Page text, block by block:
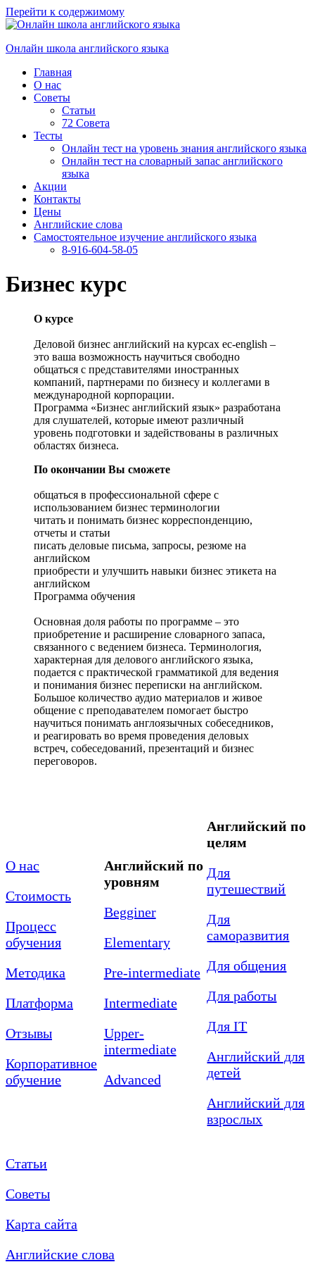
Перейти к содержимому
Онлайн школа английского языка
Главная
О нас
Советы
Статьи
72 Совета
Тесты
Онлайн тест на уровень знания английского языка
Онлайн тест на словарный запас английского
языка
Акции
Контакты
Цены
Английские слова
Самостоятельное изучение английского языка
8-916-604-58-05
Бизнес курс
О курсе
Деловой бизнес английский на курсах ec-english –
это ваша возможность научиться свободно
общаться с представителями иностранных
компаний, партнерами по бизнесу и коллегами в
международной корпорации.
Программа «Бизнес английский язык» разработана
для слушателей, которые имеют различный
уровень подготовки и задействованы в различных
областях бизнеса.
По окончании Вы сможете
общаться в профессиональной сфере с
использованием бизнес терминологии
читать и понимать бизнес корреспонденцию,
отчеты и статьи
писать деловые письма, запросы, резюме на
английском
приобрести и улучшить навыки бизнес этикета на
английском
Программа обучения
Основная доля работы по программе – это
приобретение и расширение словарного запаса,
связанного с ведением бизнеса. Терминология,
характерная для делового английского языка,
подается с практической грамматикой для ведения
и понимания бизнес переписки на английском.
Большое количество аудио материалов и живое
общение с преподавателем помогает быстро
научиться понимать англоязычных собеседников,
и реагировать во время проведения деловых
встреч, собеседований, презентаций и бизнес
переговоров.
О нас
Стоимость
Процесс
обучения
Методика
Платформа
Отзывы
Корпоративное
обучение
Английский по
уровням
Begginer
Elementary
Pre-intermediate
Intermediate
Upper-
intermediate
Advanced
Английский по
целям
Для
путешествий
Для
саморазвития
Для общения
Для работы
Для IT
Английский для
детей
Английский для
взрослых
Статьи
Советы
Карта сайта
Английские слова